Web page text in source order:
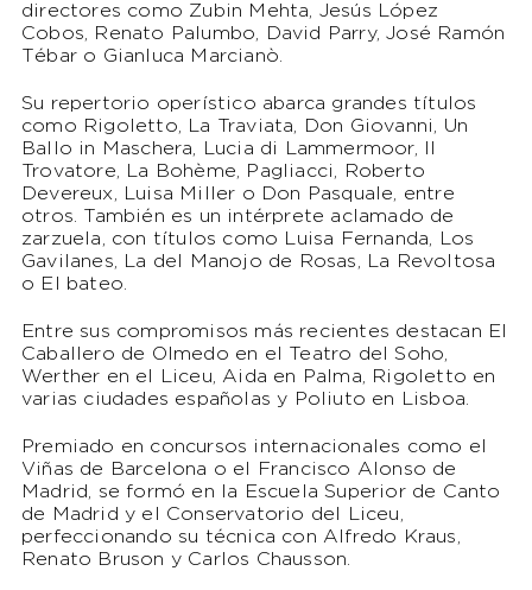
directores como Zubin Mehta, Jesús López
Cobos, Renato Palumbo, David Parry, José Ramón
Tébar o Gianluca Marcianò.
Su repertorio operístico abarca grandes títulos
como Rigoletto, La Traviata, Don Giovanni, Un
Ballo in Maschera, Lucia di Lammermoor, Il
Trovatore, La Bohème, Pagliacci, Roberto
Devereux, Luisa Miller o Don Pasquale, entre
otros. También es un intérprete aclamado de
zarzuela, con títulos como Luisa Fernanda, Los
Gavilanes, La del Manojo de Rosas, La Revoltosa
o El bateo.
Entre sus compromisos más recientes destacan El
Caballero de Olmedo en el Teatro del Soho,
Werther en el Liceu, Aida en Palma, Rigoletto en
varias ciudades españolas y Poliuto en Lisboa.
Premiado en concursos internacionales como el
Viñas de Barcelona o el Francisco Alonso de
Madrid, se formó en la Escuela Superior de Canto
de Madrid y el Conservatorio del Liceu,
perfeccionando su técnica con Alfredo Kraus,
Renato Bruson y Carlos Chausson.